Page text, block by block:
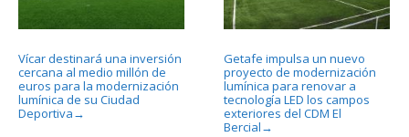
Vícar destinará una inversión
cercana al medio millón de
euros para la modernización
lumínica de su Ciudad
Deportiva →
Getafe impulsa un nuevo
proyecto de modernización
lumínica para renovar a
tecnología LED los campos
exteriores del CDM El
Bercial →